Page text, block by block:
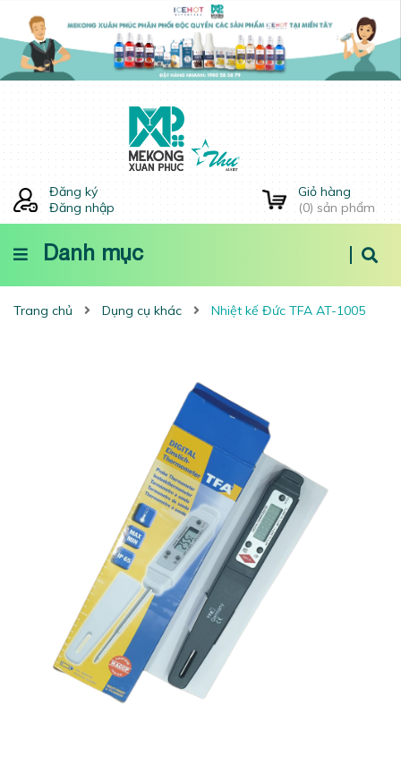
Đăng ký
Đăng nhập
Giỏ hàng
(0) sản phẩm
Danh mục
Trang chủ Dụng cụ khác Nhiệt kế Đức TFA AT-1005